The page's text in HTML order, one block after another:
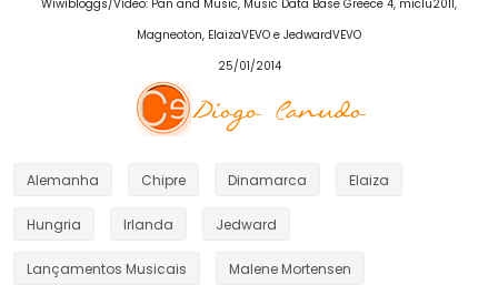
Wiwibloggs/Vídeo: Pan and Music, Music Data Base Greece 4, miclu2011,
Magneoton, ElaizaVEVO e JedwardVEVO
25/01/2014
Alemanha Chipre Dinamarca Elaiza
Hungria Irlanda Jedward
Lançamentos Musicais Malene Mortensen